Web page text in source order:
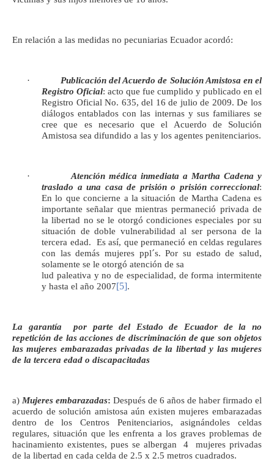
En relación a las medidas no pecuniarias Ecuador acordó:
· Publicación del Acuerdo de Solución Amistosa en el
Registro Oficial: acto que fue cumplido y publicado en el
Registro Oficial No. 635, del 16 de julio de 2009. De los
diálogos entablados con las internas y sus familiares se
cree que es necesario que el Acuerdo de Solución
Amistosa sea difundido a las y los agentes penitenciarios.
· Atención médica inmediata a Martha Cadena y
traslado a una casa de prisión o prisión correccional:
En lo que concierne a la situación de Martha Cadena es
importante señalar que mientras permaneció privada de
la libertad no se le otorgó condiciones especiales por su
situación de doble vulnerabilidad al ser persona de la
tercera edad. Es así, que permaneció en celdas regulares
con las demás mujeres ppl´s. Por su estado de salud,
solamente se le otorgó atención de sa
lud paleativa y no de especialidad, de forma intermitente
y hasta el año 2007[5].
La garantía por parte del Estado de Ecuador de la no
repetición de las acciones de discriminación de que son objetos
las mujeres embarazadas privadas de la libertad y las mujeres
de la tercera edad o discapacitadas
a) Mujeres embarazadas: Después de 6 años de haber firmado el
acuerdo de solución amistosa aún existen mujeres embarazadas
dentro de los Centros Penitenciarios, asignándoles celdas
regulares, situación que les enfrenta a los graves problemas de
hacinamiento existentes, pues se albergan 4 mujeres privadas
de la libertad en cada celda de 2.5 x 2.5 metros cuadrados.